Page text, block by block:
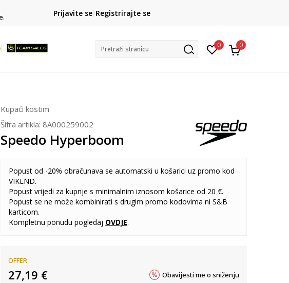
CLICK& COLLECT
besplatno preuzimanje u trgovini
Prijavite se Registrirajte se
Pretraži stranicu 0 0
Kupaći kostim
Šifra artikla: 8A000259002
Speedo Hyperboom
Popust od -20% obračunava se automatski u košarici uz promo kod
VIKEND.
Popust vrijedi za kupnje s minimalnim iznosom košarice od 20 €.
Popust se ne može kombinirati s drugim promo kodovima ni S&B
karticom.
Kompletnu ponudu pogledaj OVDJE.
OFFER
27,19 € Obavijesti me o sniženju